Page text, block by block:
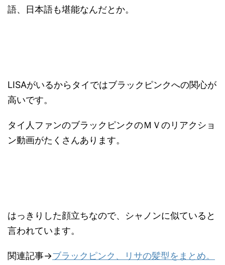
語、日本語も堪能なんだとか。
LISAがいるからタイではブラックピンクへの関心が
高いです。
タイ人ファンのブラックピンクのＭＶのリアクショ
ン動画がたくさんあります。
はっきりした顔立ちなので、シャノンに似ていると
言われています。
関連記事→ブラックピンク、リサの髪型をまとめ。